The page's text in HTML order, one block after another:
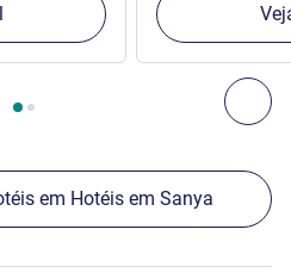
estabelecimentos nas
estabelecimentos nas
em Hotéis em Sanya